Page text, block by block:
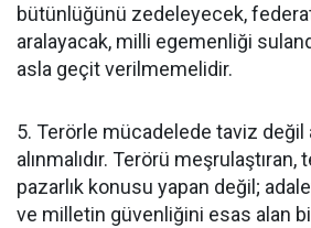
bütünlüğünü zedeleyecek,
aralayacak, milli egemenliği
asla geçit verilmemelidir.
5. Terörle mücadelede taviz değil
alınmalıdır. Terörü meşrulaştıran,
pazarlık konusu yapan değil;
ve milletin güvenliğini esas alan